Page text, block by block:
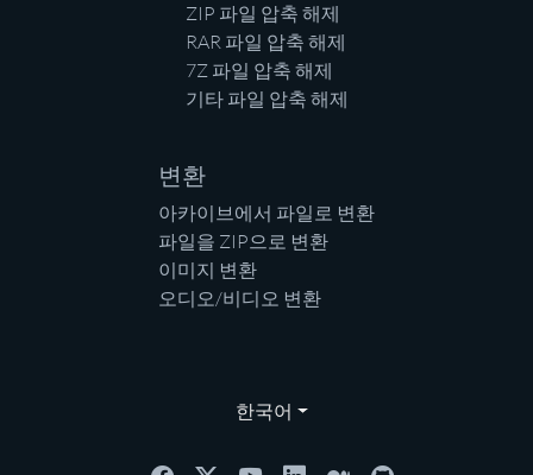
ZIP 파일 압축 해제
RAR 파일 압축 해제
7Z 파일 압축 해제
기타 파일 압축 해제
변환
아카이브에서 파일로 변환
파일을 ZIP으로 변환
이미지 변환
오디오/비디오 변환
한국어